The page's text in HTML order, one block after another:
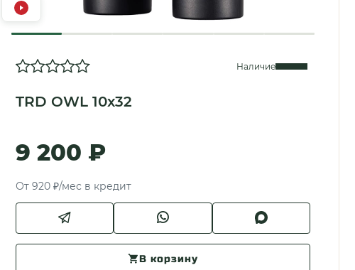
Наличие
TRD OWL 10x32
9 200 ₽
От 920 ₽/мес в кредит
В корзину